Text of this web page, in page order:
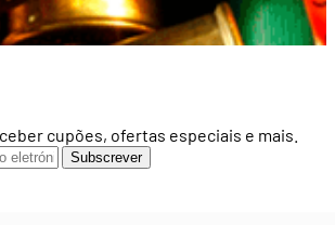
cupões, ofertas especiais e mais.
Subscrever